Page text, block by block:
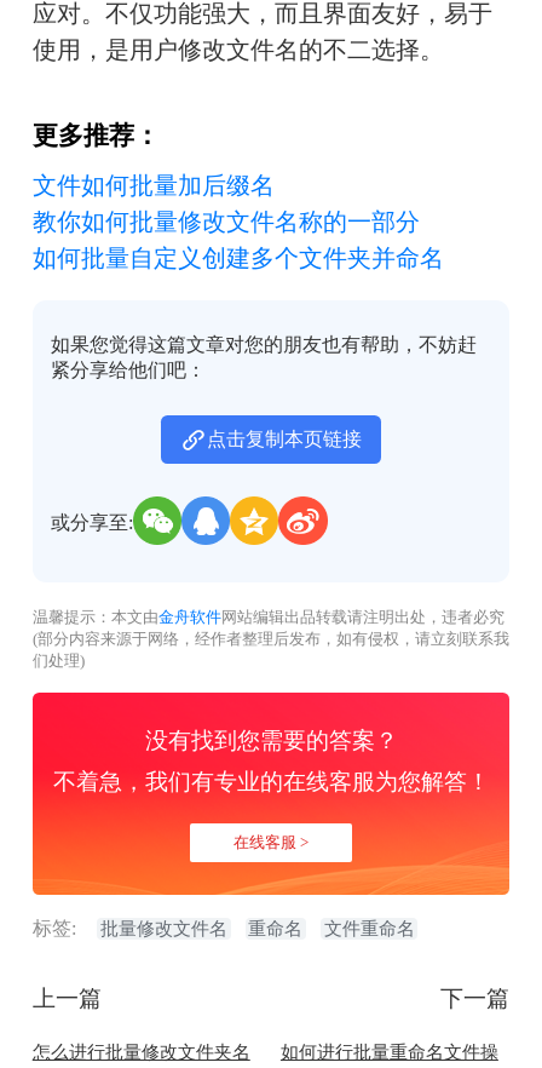
应对。不仅功能强大，而且界面友好，易于
使用，是用户修改文件名的不二选择。
更多推荐：
文件如何批量加后缀名
教你如何批量修改文件名称的一部分
如何批量自定义创建多个文件夹并命名
如果您觉得这篇文章对您的朋友也有帮助，不妨赶
紧分享给他们吧：
点击复制本页链接
或分享至:
温馨提示：本文由金舟软件网站编辑出品转载请注明出处，违者必究
(部分内容来源于网络，经作者整理后发布，如有侵权，请立刻联系我
们处理)
没有找到您需要的答案？
不着急，我们有专业的在线客服为您解答！
在线客服 >
标签: 批量修改文件名 重命名 文件重命名
上一篇
怎么进行批量修改文件夹名
下一篇
如何进行批量重命名文件操